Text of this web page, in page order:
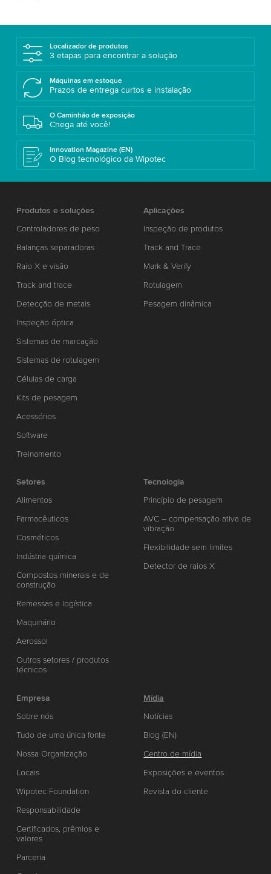
Localizador de produtos
3 etapas para encontrar a solução
Máquinas em estoque
Prazos de entrega curtos e instalação
O Caminhão de exposição
Chega até você!
Innovation Magazine (EN)
O Blog tecnológico da Wipotec
Produtos e soluções
Controladores de peso
Balanças separadoras
Raio X e visão
Track and trace
Detecção de metais
Inspeção óptica
Sistemas de marcação
Sistemas de rotulagem
Células de carga
Kits de pesagem
Acessórios
Software
Treinamento
Aplicações
Inspeção de produtos
Track and Trace
Mark & Verify
Rotulagem
Pesagem dinâmica
Setores
Alimentos
Farmacêuticos
Cosméticos
Indústria química
Compostos minerais e de
construção
Remessas e logística
Maquinário
Aerossol
Outros setores / produtos
técnicos
Tecnologia
Princípio de pesagem
AVC – compensação ativa de
vibração
Flexibilidade sem limites
Detector de raios X
Empresa
Sobre nós
Tudo de uma única fonte
Nossa Organização
Locais
Wipotec Foundation
Responsabilidade
Certificados, prêmios e
valores
Parceria
Mídia
Notícias
Blog (EN)
Centro de mídia
Exposições e eventos
Revista do cliente